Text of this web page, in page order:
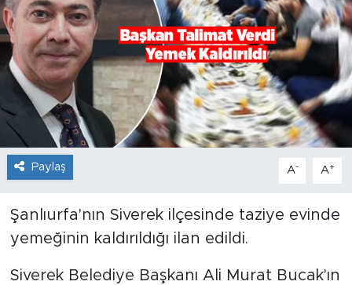
Paylaş A- A+
Şanlıurfa'nın Siverek ilçesinde taziye evinde
yemeğinin kaldırıldığı ilan edildi.
Siverek Belediye Başkanı Ali Murat Bucak'ın